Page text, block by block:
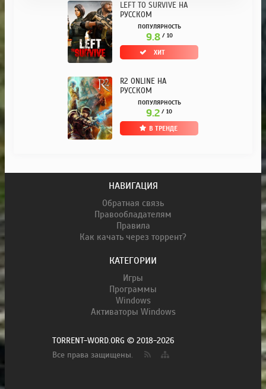
LEFT TO SURVIVE НА
РУССКОМ
ПОПУЛЯРНОСТЬ
9.8 / 10
ХИТ
R2 ONLINE НА
РУССКОМ
ПОПУЛЯРНОСТЬ
9.2 / 10
В ТРЕНДЕ
НАВИГАЦИЯ
Обратная связь
Правообладателям
Правила
Как качать через торрент?
КАТЕГОРИИ
Игры
Программы
Windows
Активаторы Windows
TORRENT-WORD.ORG © 2018-2026
Все права защищены.